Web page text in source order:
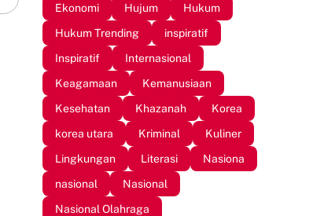
Ekonomi
Hujum
Hukum
Hukum Trending
inspiratif
Inspiratif
Internasional
Keagamaan
Kemanusiaan
Kesehatan
Khazanah
Korea
korea utara
Kriminal
Kuliner
Lingkungan
Literasi
Nasiona
nasional
Nasional
Nasional Olahraga